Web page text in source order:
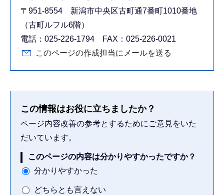
〒951-8554 新潟市中央区古町通7番町1010番地
（古町ルフル6階）
電話：025-226-1794 FAX：025-226-0021
このページの作成担当にメールを送る
この情報はお役に立ちましたか？
ページ内容改善の参考とするためにご意見をいた
だいています。
このページの内容は分かりやすかったですか？
分かりやすかった
どちらとも言えない